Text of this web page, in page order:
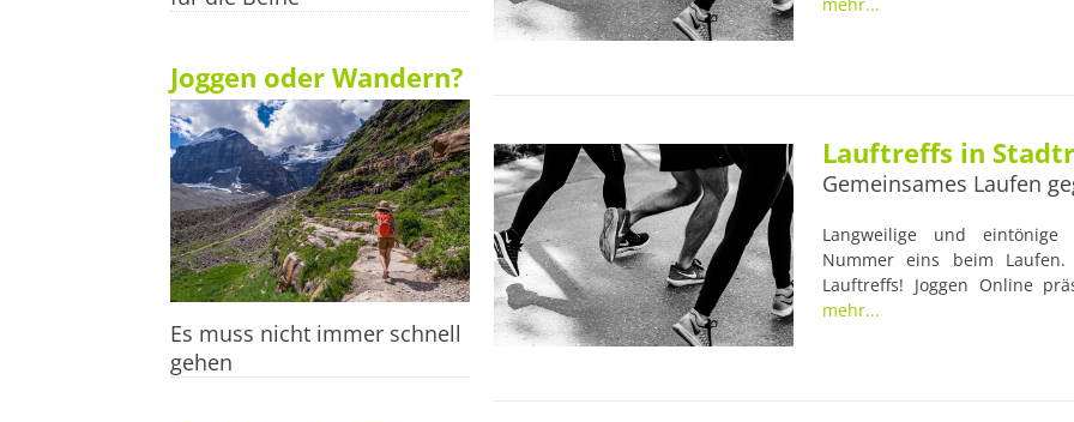
Joggen oder Wandern?
Es muss nicht immer schnell
gehen
Lauftreffs in
Gemeinsames Laufen
Langweilige und eintönige
Nummer eins beim
Lauftreffs! Joggen Online
Einsteiger-Lauftreff. Viele
mehr...